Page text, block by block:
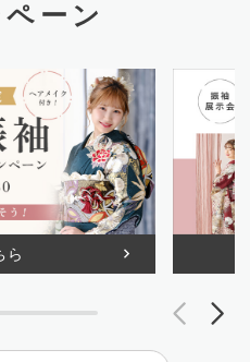
ーン
ら